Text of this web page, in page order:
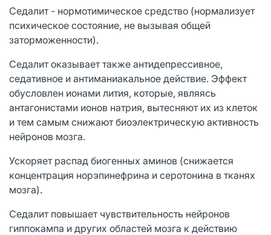
Седалит - нормотимическое средство (нормализует
психическое состояние, не вызывая общей
заторможенности).
Седалит оказывает также антидепрессивное,
седативное и антиманиакальное действие. Эффект
обусловлен ионами лития, которые, являясь
антагонистами ионов натрия, вытесняют их из клеток
и тем самым снижают биоэлектрическую активность
нейронов мозга.
Ускоряет распад биогенных аминов (снижается
концентрация норэпинефрина и серотонина в тканях
мозга).
Седалит повышает чувствительность нейронов
гиппокампа и других областей мозга к действию